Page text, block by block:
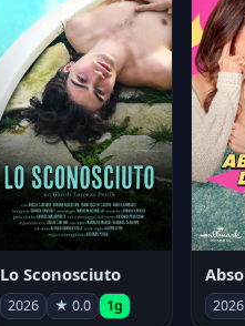
Lo Sconosciuto
2026 ★ 0.0 1g 2026